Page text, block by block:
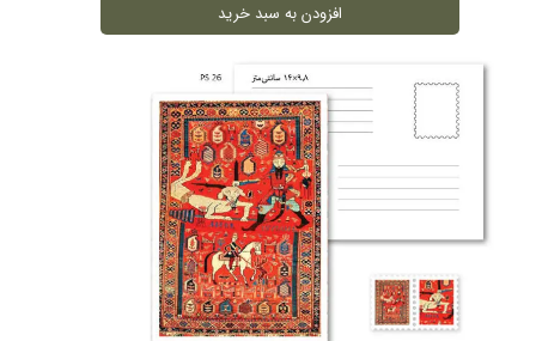
افزودن به سبد خرید